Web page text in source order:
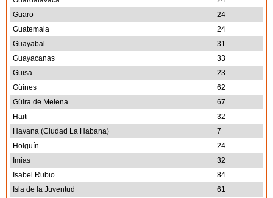
Guaro
24
Guatemala
24
Guayabal
31
Guayacanas
33
Guisa
23
Güines
62
Güira de Melena
67
Haiti
32
Havana (Ciudad La Habana)
7
Holguín
24
Imias
32
Isabel Rubio
84
Isla de la Juventud
61